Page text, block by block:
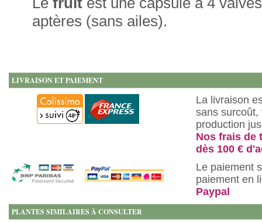
aptères (sans ailes).
LIVRAISON ET PAIEMENT
La livraison
sans surcoût,
production
Nos frais de
dès 100 €
Le paiement
paiement en
Paypal
PLANTES SIMILAIRES À CONSULTER